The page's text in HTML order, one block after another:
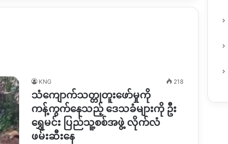
KNG 218
သံကျောက်သတ္တုတူးဖော်မှုကို
ကန့်ကွက်နေသည့် ဒေသခံများကို ဦး
ရွှေမင်း ပြည်သူ့စစ်အဖွဲ့ လိုက်လံ
ဖမ်းဆီးနေ